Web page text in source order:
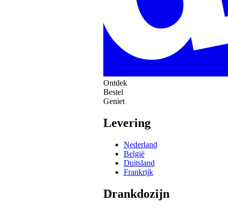
Ontdek
Bestel
Geniet
Levering
Nederland
België
Duitsland
Frankrijk
Drankdozijn